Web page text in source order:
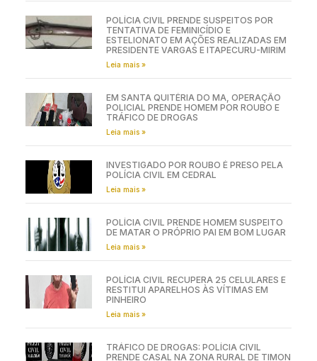
POLÍCIA CIVIL PRENDE SUSPEITOS POR
TENTATIVA DE FEMINICÍDIO E
ESTELIONATO EM AÇÕES REALIZADAS EM
PRESIDENTE VARGAS E ITAPECURU-MIRIM
Leia mais »
EM SANTA QUITÉRIA DO MA, OPERAÇÃO
POLICIAL PRENDE HOMEM POR ROUBO E
TRÁFICO DE DROGAS
Leia mais »
INVESTIGADO POR ROUBO É PRESO PELA
POLÍCIA CIVIL EM CEDRAL
Leia mais »
POLÍCIA CIVIL PRENDE HOMEM SUSPEITO
DE MATAR O PRÓPRIO PAI EM BOM LUGAR
Leia mais »
POLÍCIA CIVIL RECUPERA 25 CELULARES E
RESTITUI APARELHOS ÀS VÍTIMAS EM
PINHEIRO
Leia mais »
TRÁFICO DE DROGAS: POLÍCIA CIVIL
PRENDE CASAL NA ZONA RURAL DE TIMON